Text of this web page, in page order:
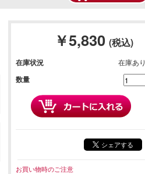
￥5,830 (税込)
在庫状況 在庫あり
数量
シェアする
お買い物時のご注意